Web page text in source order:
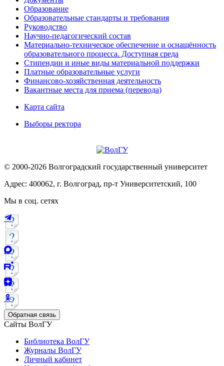
Образование
Образовательные стандарты и требования
Руководство
Научно-педагогический состав
Материально-техническое обеспечение и оснащённость
образовательного процесса. Доступная среда
Стипендии и иные виды материальной поддержки
Платные образовательные услуги
Финансово-хозяйственная деятельность
Вакантные места для приема (перевода)
Карта сайта
Выборы ректора
© 2000-2026 Волгоградский государственный университет
Адрес: 400062, г. Волгоград, пр-т Университетский, 100
Мы в соц. сетях
Обратная связь
Сайты ВолГУ
Библиотека ВолГУ
Журналы ВолГУ
Личный кабинет